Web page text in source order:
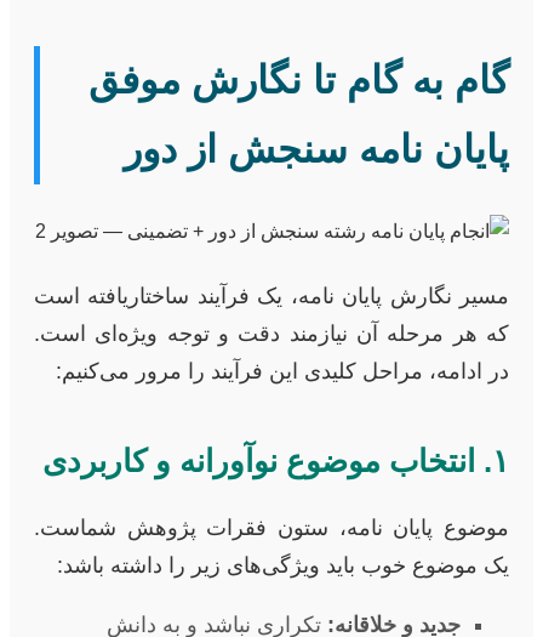
گام به گام تا نگارش موفق
پایان نامه سنجش از دور
مسیر نگارش پایان نامه، یک فرآیند ساختاریافته است
که هر مرحله آن نیازمند دقت و توجه ویژه‌ای است.
در ادامه، مراحل کلیدی این فرآیند را مرور می‌کنیم:
۱. انتخاب موضوع نوآورانه و کاربردی
موضوع پایان نامه، ستون فقرات پژوهش شماست.
یک موضوع خوب باید ویژگی‌های زیر را داشته باشد:
جدید و خلاقانه: تکراری نباشد و به دانش